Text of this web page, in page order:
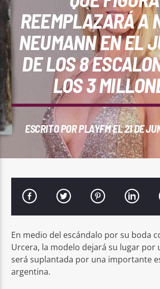
REPRODUCTOR WEB
0:00
PlayFM 95.9
REEMPLAZARÁ A
NEUMANN EN EL
DE LOS 8
LOS 3
ESCRITO PORPLAYFMEL 21 DE
En medio del escándalo por su boda
Urcera, la modelo dejará su lugar por
será suplantada por una importante
argentina.